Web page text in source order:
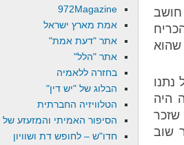
שהוא
נתנו
היה
שזכר
שוב
972Magazine
אמת מארץ ישראל
אתר "דעת אמת"
אתר "הלל"
בחזרה ללאמיה
הבלוג של "יש דין"
הטלוויזיה החברתית
הסיפור האמיתי והמזעזע של
חדו"ש – לחופש דת ושוויון